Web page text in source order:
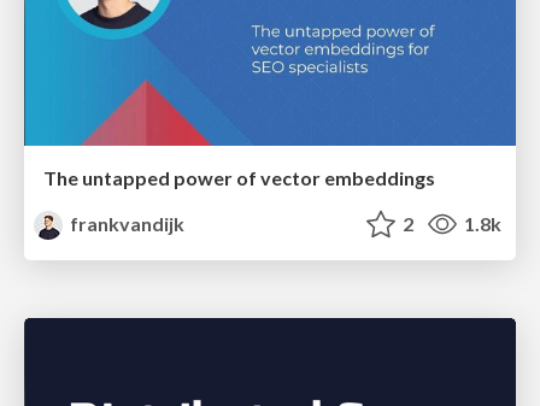
The untapped power of vector embeddings
frankvandijk
2 1.8k